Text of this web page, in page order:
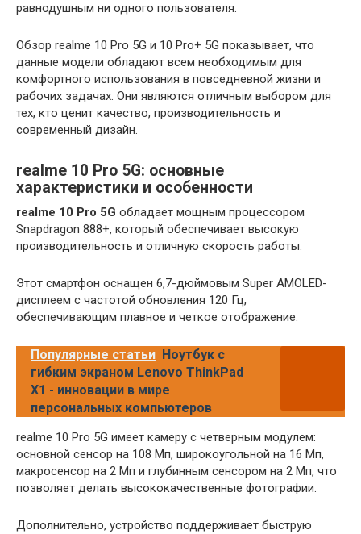
равнодушным ни одного пользователя.
Обзор realme 10 Pro 5G и 10 Pro+ 5G показывает, что
данные модели обладают всем необходимым для
комфортного использования в повседневной жизни и
рабочих задачах. Они являются отличным выбором для
тех, кто ценит качество, производительность и
современный дизайн.
realme 10 Pro 5G: основные
характеристики и особенности
realme 10 Pro 5G обладает мощным процессором
Snapdragon 888+, который обеспечивает высокую
производительность и отличную скорость работы.
Этот смартфон оснащен 6,7-дюймовым Super AMOLED-
дисплеем с частотой обновления 120 Гц,
обеспечивающим плавное и четкое отображение.
Популярные статьи Ноутбук с
гибким экраном Lenovo ThinkPad
X1 - инновации в мире
персональных компьютеров
realme 10 Pro 5G имеет камеру с четверным модулем:
основной сенсор на 108 Мп, широкоугольной на 16 Мп,
макросенсор на 2 Мп и глубинным сенсором на 2 Мп, что
позволяет делать высококачественные фотографии.
Дополнительно, устройство поддерживает быструю